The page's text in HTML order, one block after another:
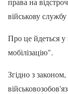
військову
Про це йдеться у
мобілізацію".
Згідно з законом,